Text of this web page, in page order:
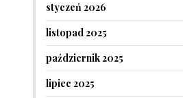
styczeń 2026
listopad 2025
październik 2025
lipiec 2025